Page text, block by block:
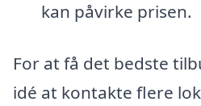
kan påvirke prisen.
For at få det bedste
idé at kontakte flere